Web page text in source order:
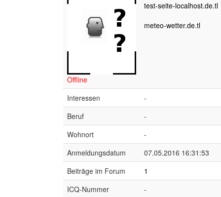
Offline
test-seite-localhost.de.tl
meteo-wetter.de.tl
Interessen
-
Beruf
-
Wohnort
-
Anmeldungsdatum
07.05.2016 16:31:53
Beiträge im Forum
1
ICQ-Nummer
-